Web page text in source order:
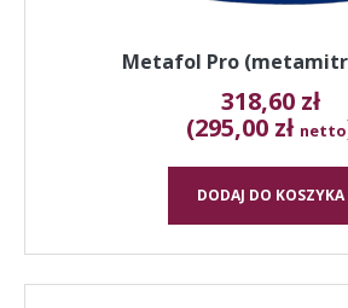
Metafol Pro
318,60 zł
(295,00 zł netto
DODAJ DO KOSZYKA